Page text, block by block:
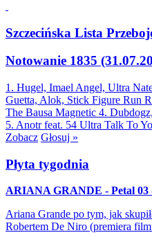
Szczecińska Lista
Notowanie 1835
1. Hugel, Imael Angel, Ultra
Guetta, Alok, Stick Figure Run
The Bausa Magnetic 4.
5. Anotr feat. 54 Ultra Talk To
Zobacz Głosuj »
Płyta tygodnia
ARIANA GRANDE - Petal 03
Ariana Grande po tym, jak
Robertem De Niro (premiera